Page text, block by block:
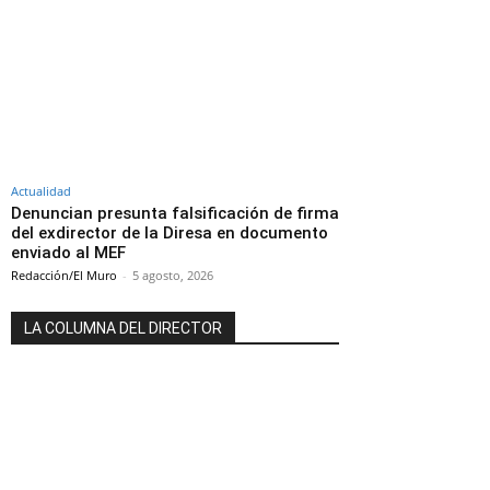
Actualidad
Denuncian presunta falsificación de firma
del exdirector de la Diresa en documento
enviado al MEF
Redacción/El Muro - 5 agosto, 2026
LA COLUMNA DEL DIRECTOR